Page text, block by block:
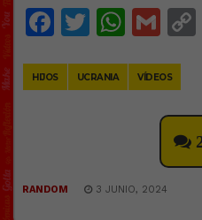
Facebook
Twitter
HIJOS UCRANIA VÍDEOS
RANDOM 3 JUNIO, 2024